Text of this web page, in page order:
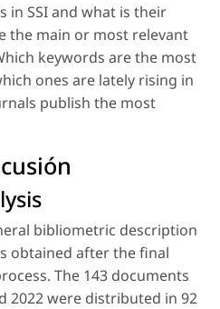
in SSI and what is their
the main or most relevant
keywords are the most
ones are lately rising in
publish the most
bibliometric description
obtained after the final
The 143 documents
2022 were distributed in 92